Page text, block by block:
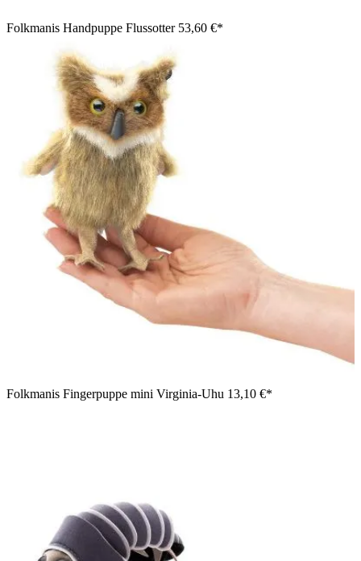
Folkmanis Handpuppe Flussotter 53,60 €*
Folkmanis Fingerpuppe mini Virginia-Uhu 13,10 €*